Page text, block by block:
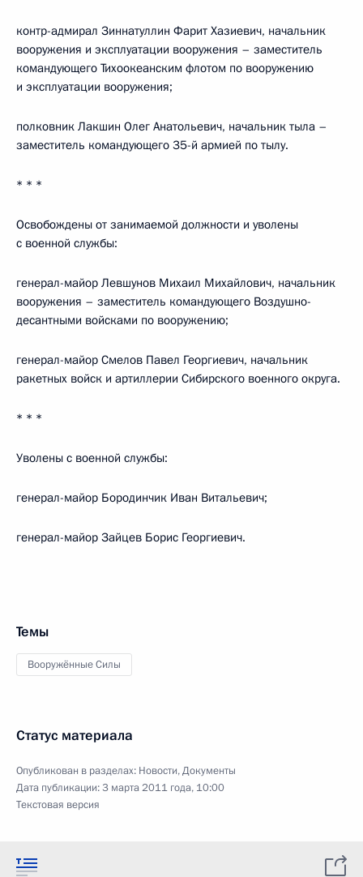
контр-адмирал Зиннатуллин Фарит Хазиевич, начальник
вооружения и эксплуатации вооружения – заместитель
командующего Тихоокеанским флотом по вооружению
и эксплуатации вооружения;
полковник Лакшин Олег Анатольевич, начальник тыла –
заместитель командующего 35-й армией по тылу.
* * *
Освобождены от занимаемой должности и уволены
с военной службы:
генерал-майор Левшунов Михаил Михайлович, начальник
вооружения – заместитель командующего Воздушно-
десантными войсками по вооружению;
генерал-майор Смелов Павел Георгиевич, начальник
ракетных войск и артиллерии Сибирского военного округа.
* * *
Уволены с военной службы:
генерал-майор Бородинчик Иван Витальевич;
генерал-майор Зайцев Борис Георгиевич.
Темы
Вооружённые Силы
Статус материала
Опубликован в разделах: Новости,Документы
Дата публикации:3 марта 2011 года, 10:00
Текстовая версия